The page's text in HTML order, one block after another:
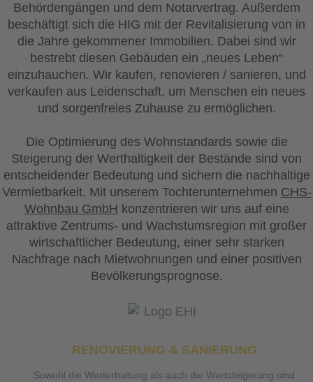
Behördengängen und dem Notarvertrag. Außerdem
beschäftigt sich die HIG mit der Revitalisierung von in
die Jahre gekommener Immobilien. Dabei sind wir
bestrebt diesen Gebäuden ein „neues Leben“
einzuhauchen. Wir kaufen, renovieren / sanieren, und
verkaufen aus Leidenschaft, um Menschen ein neues
und sorgenfreies Zuhause zu ermöglichen.
Die Optimierung des Wohnstandards sowie die
Steigerung der Werthaltigkeit der Bestände sind von
entscheidender Bedeutung und sichern die nachhaltige
Vermietbarkeit. Mit unserem Tochterunternehmen CHS-
Wohnbau GmbH konzentrieren wir uns auf eine
attraktive Zentrums- und Wachstumsregion mit großer
wirtschaftlicher Bedeutung, einer sehr starken
Nachfrage nach Mietwohnungen und einer positiven
Bevölkerungsprognose.
RENOVIERUNG & SANIERUNG
Sowohl die Werterhaltung als auch die Wertsteigerung sind